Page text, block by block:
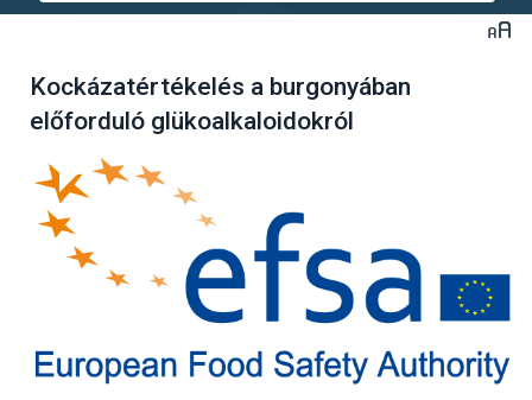
Kockázatértékelés a burgonyában
előforduló glükoalkaloidokról